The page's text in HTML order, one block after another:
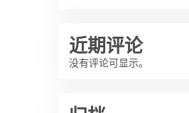
近期评论
没有评论可显示。